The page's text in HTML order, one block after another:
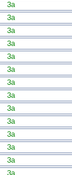
За
За
За
За
За
За
За
За
За
За
За
За
За
За